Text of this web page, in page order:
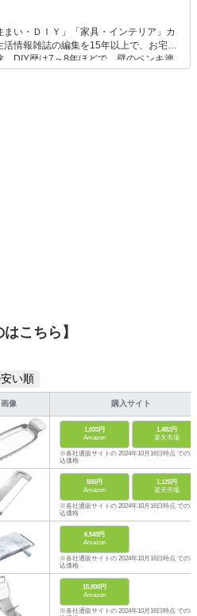
ーズ読本」誠文堂新光社）を出していま
まい・ＤＩＹ」「家具・インテリア」カ
活情報雑誌の編集を15年以上で、お宅訪
。DIY歴は7～8年ほどで、壁のペンキ塗
などもチャレンジ済み。初心者でもモノ
こちら】
い順
画像 購入サイト
1,033円
Amazon
1,482円
楽天市場
※各社通販サイトの 2024年10月16日時点 での税
込価格
505円
Amazon
1,125円
楽天市場
※各社通販サイトの 2024年10月16日時点 での税
込価格
6,543円
Amazon
※各社通販サイトの 2024年10月16日時点 での税
込価格
15,800円
Amazon
※各社通販サイトの 2024年10月16日時点 での税